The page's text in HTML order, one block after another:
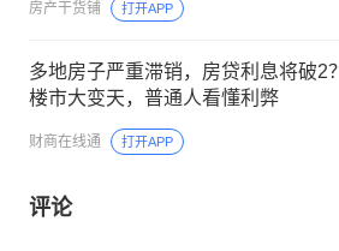
房产干货铺 打开APP
多地房子严重滞销，房贷利息将破2？
楼市大变天，普通人看懂利弊
财商在线通 打开APP
评论